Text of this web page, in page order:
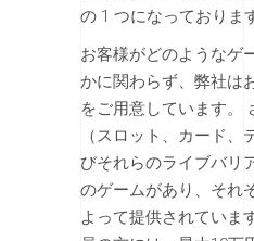
の 1 つになっておりま
お客様がどのようなゲ
かに関わらず、弊社は
をご用意しています。
（スロット、カード、
びそれらのライブバリ
のゲームがあり、それ
よって提供されていま